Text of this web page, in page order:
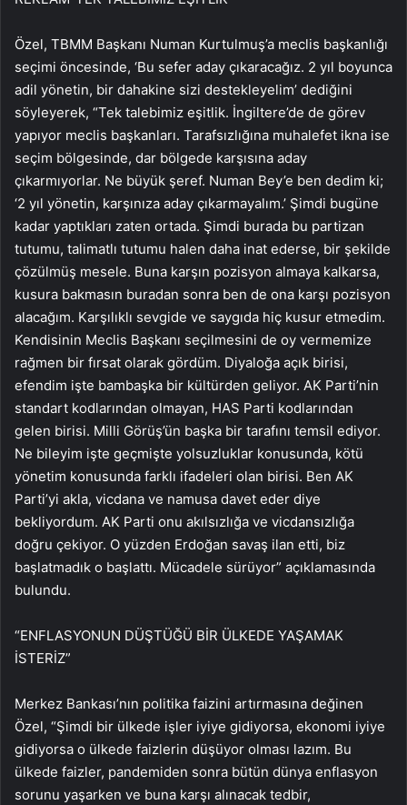
Özel, TBMM Başkanı Numan Kurtulmuş’a meclis başkanlığı
seçimi öncesinde, ‘Bu sefer aday çıkaracağız. 2 yıl boyunca
adil yönetin, bir dahakine sizi destekleyelim’ dediğini
söyleyerek, “Tek talebimiz eşitlik. İngiltere’de de görev
yapıyor meclis başkanları. Tarafsızlığına muhalefet ikna ise
seçim bölgesinde, dar bölgede karşısına aday
çıkarmıyorlar. Ne büyük şeref. Numan Bey’e ben dedim ki;
‘2 yıl yönetin, karşınıza aday çıkarmayalım.’ Şimdi bugüne
kadar yaptıkları zaten ortada. Şimdi burada bu partizan
tutumu, talimatlı tutumu halen daha inat ederse, bir şekilde
çözülmüş mesele. Buna karşın pozisyon almaya kalkarsa,
kusura bakmasın buradan sonra ben de ona karşı pozisyon
alacağım. Karşılıklı sevgide ve saygıda hiç kusur etmedim.
Kendisinin Meclis Başkanı seçilmesini de oy vermemize
rağmen bir fırsat olarak gördüm. Diyaloğa açık birisi,
efendim işte bambaşka bir kültürden geliyor. AK Parti’nin
standart kodlarından olmayan, HAS Parti kodlarından
gelen birisi. Milli Görüş’ün başka bir tarafını temsil ediyor.
Ne bileyim işte geçmişte yolsuzluklar konusunda, kötü
yönetim konusunda farklı ifadeleri olan birisi. Ben AK
Parti’yi akla, vicdana ve namusa davet eder diye
bekliyordum. AK Parti onu akılsızlığa ve vicdansızlığa
doğru çekiyor. O yüzden Erdoğan savaş ilan etti, biz
başlatmadık o başlattı. Mücadele sürüyor” açıklamasında
bulundu.
“ENFLASYONUN DÜŞTÜĞÜ BİR ÜLKEDE YAŞAMAK
İSTERİZ”
Merkez Bankası’nın politika faizini artırmasına değinen
Özel, “Şimdi bir ülkede işler iyiye gidiyorsa, ekonomi iyiye
gidiyorsa o ülkede faizlerin düşüyor olması lazım. Bu
ülkede faizler, pandemiden sonra bütün dünya enflasyon
sorunu yaşarken ve buna karşı alınacak tedbir,